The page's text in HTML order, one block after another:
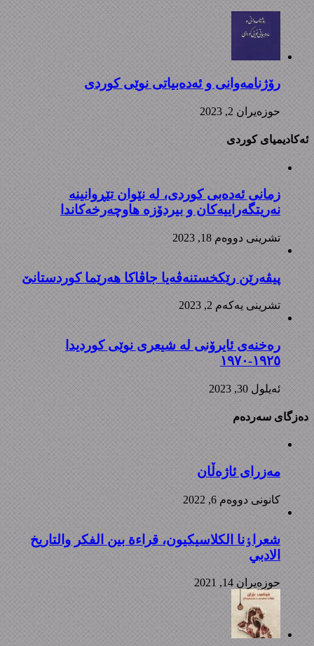
رۆژنامەوانی و ئەدەبیاتی نوێی کوردی
حوزه‌یران 2, 2023
ئەکادیمیای کوردی
زمانی ئەدەبی کوردی، لە نێوان تێڕوانینە
نەریتگەراییەکان و بیردۆزە هاوچەرخەکاندا
تشرینی دووه‌م 18, 2023
پیڤەرێن رێکخستنەڤەیا جاڤاکا هەرێما کوردستانێ
تشرینی یه‌كه‌م 2, 2023
رەخنەی ئایرۆنی لە شیعری نوێی کوردیدا
١٩٢٥-١٩٧٠
ئه‌یلول 30, 2023
دەزگای سەردەم
مەزرای ئاژەڵان
كانونی دووه‌م 6, 2022
شعراٶنا الکلاسیکیون، قراءة بین الفکر والتاریخ
الادبي
حوزه‌یران 14, 2021